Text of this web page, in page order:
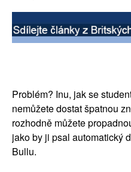
Problém? Inu, jak se
nemůžete dostat špatnou
rozhodně můžete
jako by ji psal automatický
Bullu.